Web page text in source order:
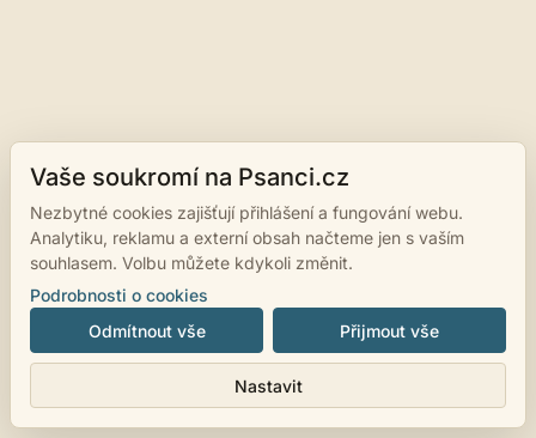
Vaše soukromí na Psanci.cz
Nezbytné cookies zajišťují přihlášení a fungování webu.
Analytiku, reklamu a externí obsah načteme jen s vaším
souhlasem. Volbu můžete kdykoli změnit.
Podrobnosti o cookies
Odmítnout vše
Nastavit
Přijmout vše